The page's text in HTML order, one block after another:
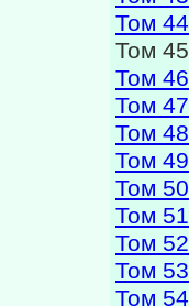
Том 44
Том 45
Том 46
Том 47
Том 48
Том 49
Том 50
Том 51
Том 52
Том 53
Том 54